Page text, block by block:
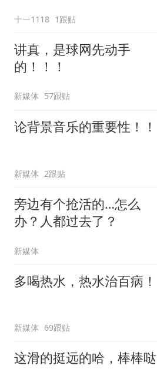
十一1118 1跟贴
讲真，是球网先动手
的！！！
新媒体 57跟贴
论背景音乐的重要性！！
新媒体 2跟贴
旁边有个抢活的…怎么
办？人都过去了？
新媒体
多喝热水，热水治百病！
新媒体 69跟贴
这滑的挺远的哈，棒棒哒